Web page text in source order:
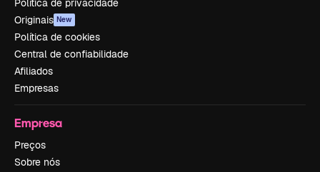
Política de privacidade
Originais New
Política de cookies
Central de confiabilidade
Afiliados
Empresas
Empresa
Preços
Sobre nós